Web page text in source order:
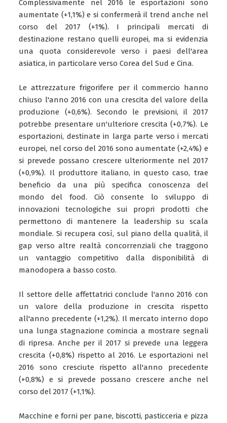
Complessivamente nel 2016 le esportazioni sono
aumentate (+1,1%) e si confermerà il trend anche nel
corso del 2017 (+1%). I principali mercati di
destinazione restano quelli europei, ma si evidenzia
una quota considerevole verso i paesi dell'area
asiatica, in particolare verso Corea del Sud e Cina.
Le attrezzature frigorifere per il commercio hanno
chiuso l'anno 2016 con una crescita del valore della
produzione (+0,6%). Secondo le previsioni, il 2017
potrebbe presentare un'ulteriore crescita (+0,7%). Le
esportazioni, destinate in larga parte verso i mercati
europei, nel corso del 2016 sono aumentate (+2,4%) e
si prevede possano crescere ulteriormente nel 2017
(+0,9%). Il produttore italiano, in questo caso, trae
beneficio da una più specifica conoscenza del
mondo del food. Ciò consente lo sviluppo di
innovazioni tecnologiche sui propri prodotti che
permettono di mantenere la leadership su scala
mondiale. Si recupera così, sul piano della qualità, il
gap verso altre realtà concorrenziali che traggono
un vantaggio competitivo dalla disponibilità di
manodopera a basso costo.
Il settore delle affettatrici conclude l'anno 2016 con
un valore della produzione in crescita rispetto
all'anno precedente (+1,2%). Il mercato interno dopo
una lunga stagnazione comincia a mostrare segnali
di ripresa. Anche per il 2017 si prevede una leggera
crescita (+0,8%) rispetto al 2016. Le esportazioni nel
2016 sono cresciute rispetto all'anno precedente
(+0,8%) e si prevede possano crescere anche nel
corso del 2017 (+1,1%).
Macchine e forni per pane, biscotti, pasticceria e pizza